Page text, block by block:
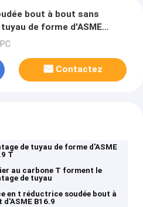
bout à bout sans
de forme d'ASME
Contactez
de tuyau de forme d'ASME
T
au carbone T forment le
de tuyau
en t réductrice soudée bout à
d'ASME B16.9